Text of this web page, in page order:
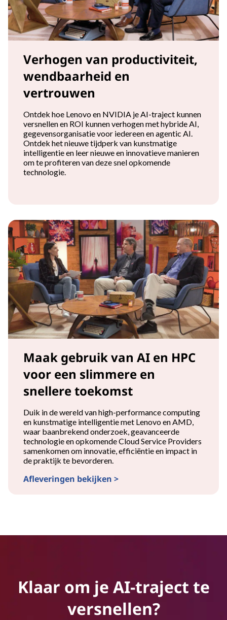
Verhogen van productiviteit,
wendbaarheid en
vertrouwen
Ontdek hoe Lenovo en NVIDIA je AI-traject kunnen
versnellen en ROI kunnen verhogen met hybride AI,
gegevensorganisatie voor iedereen en agentic AI.
Ontdek het nieuwe tijdperk van kunstmatige
intelligentie en leer nieuwe en innovatieve manieren
om te profiteren van deze snel opkomende
technologie.
Maak gebruik van AI en HPC
voor een slimmere en
snellere toekomst
Duik in de wereld van high-performance computing
en kunstmatige intelligentie met Lenovo en AMD,
waar baanbrekend onderzoek, geavanceerde
technologie en opkomende Cloud Service Providers
samenkomen om innovatie, efficiëntie en impact in
de praktijk te bevorderen.
Afleveringen bekijken >
Klaar om je AI-traject te
versnellen?